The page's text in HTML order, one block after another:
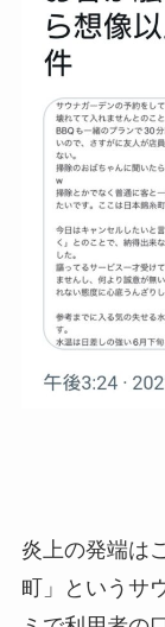
炎上の発端は
町」というサ